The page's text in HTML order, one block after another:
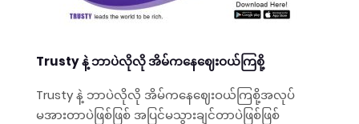
Trusty နဲ့ ဘာပဲလိုလို အိမ်ကနေဈေးဝယ်ကြစို့
Trusty နဲ့ ဘာပဲလိုလို အိမ်ကနေဈေးဝယ်ကြစို့အလုပ်
မအားတာပဲဖြစ်ဖြစ် အပြင်မသွားချင်တာပဲဖြစ်ဖြစ်